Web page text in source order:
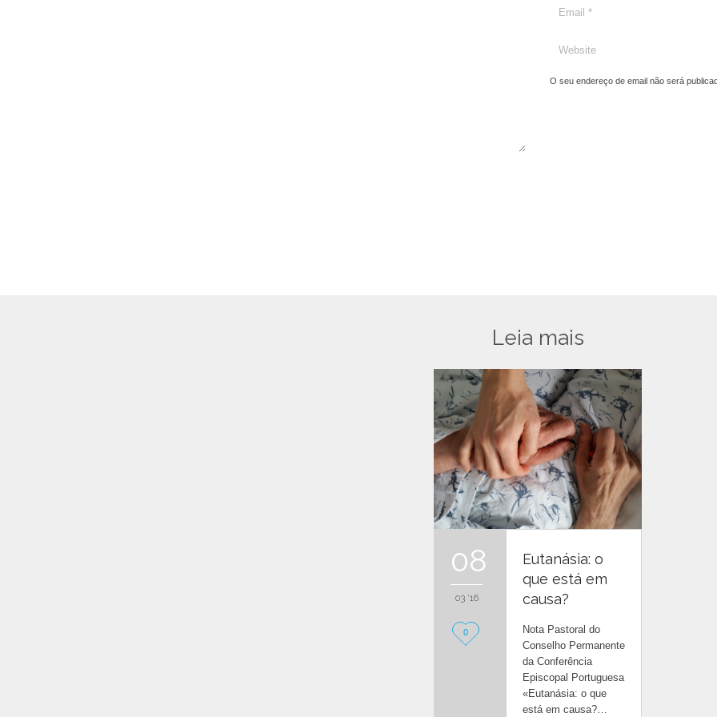
O seu endereço de email não será
Leia mais
08
03 '16
L
0
Eutanásia: o
que está em
causa?
Nota Pastoral do
Conselho Permanente
da Conferência
Episcopal Portuguesa
«Eutanásia: o que
está em causa?…